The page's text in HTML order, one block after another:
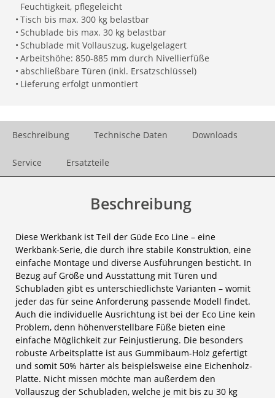
Feuchtigkeit, pflegeleicht
• Tisch bis max. 300 kg belastbar
• Schublade bis max. 30 kg belastbar
• Schublade mit Vollauszug, kugelgelagert
• Arbeitshöhe: 850-885 mm durch Nivellierfüße
• abschließbare Türen (inkl. Ersatzschlüssel)
• Lieferung erfolgt unmontiert
Beschreibung Technische Daten Downloads
Service Ersatzteile
Beschreibung
Diese Werkbank ist Teil der Güde Eco Line – eine
Werkbank-Serie, die durch ihre stabile Konstruktion, eine
einfache Montage und diverse Ausführungen besticht. In
Bezug auf Größe und Ausstattung mit Türen und
Schubladen gibt es unterschiedlichste Varianten – womit
jeder das für seine Anforderung passende Modell findet.
Auch die individuelle Ausrichtung ist bei der Eco Line kein
Problem, denn höhenverstellbare Füße bieten eine
einfache Möglichkeit zur Feinjustierung. Die besonders
robuste Arbeitsplatte ist aus Gummibaum-Holz gefertigt
und somit 50% härter als beispielsweise eine Eichenholz-
Platte. Nicht missen möchte man außerdem den
Vollauszug der Schubladen, welche je mit bis zu 30 kg